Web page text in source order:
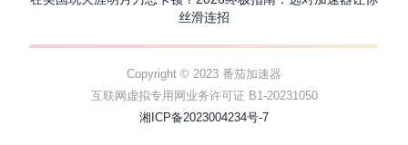
丝滑连招
Copyright © 2023 番茄加速器
互联网虚拟专用网业务许可证 B1-20231050
湘ICP备2023004234号-7